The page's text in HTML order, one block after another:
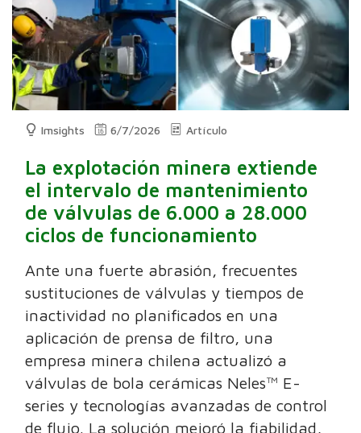
Imsights 6/7/2026 Artículo
La explotación minera extiende
el intervalo de mantenimiento
de válvulas de 6.000 a 28.000
ciclos de funcionamiento
Ante una fuerte abrasión, frecuentes
sustituciones de válvulas y tiempos de
inactividad no planificados en una
aplicación de prensa de filtro, una
empresa minera chilena actualizó a
válvulas de bola cerámicas Neles™ E-
series y tecnologías avanzadas de control
de flujo. La solución mejoró la fiabilidad,